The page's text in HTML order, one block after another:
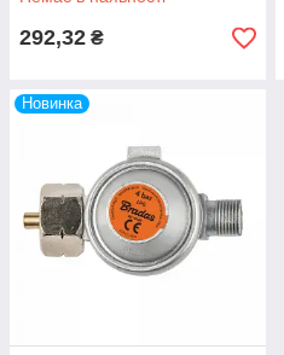
292,32 ₴
Новинка